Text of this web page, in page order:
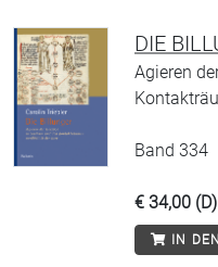
DIE
Agieren
Band 334
€ 34,00
IN